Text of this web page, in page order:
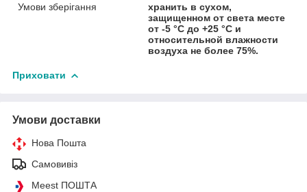
Умови зберігання
хранить в сухом,
защищенном от света месте
от -5 °С до +25 °С и
относительной влажности
воздуха не более 75%.
Приховати
Умови доставки
Нова Пошта
Самовивіз
Meest ПОШТА